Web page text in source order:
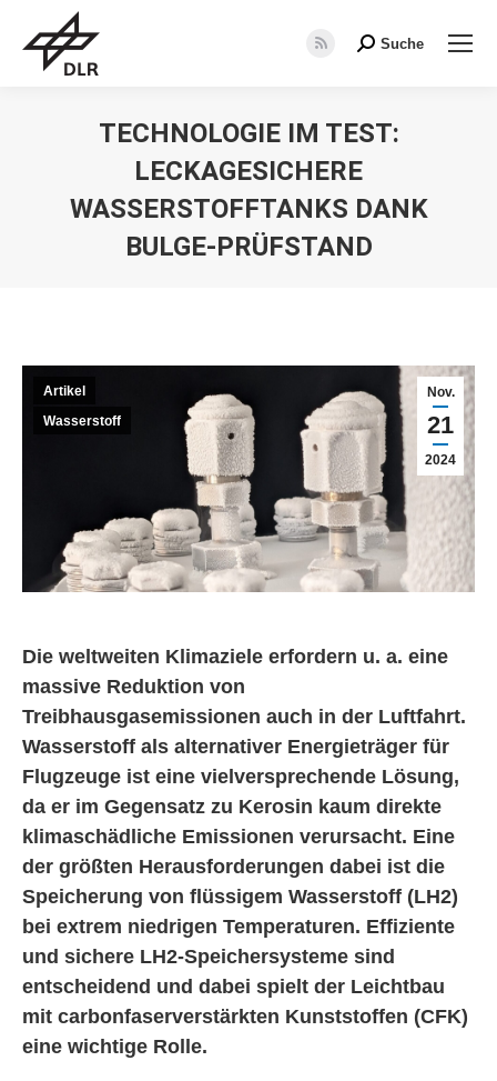
RSS
in
new
window
Search:
Suche
TECHNOLOGIE IM TEST:
LECKAGESICHERE
WASSERSTOFFTANKS DANK
BULGE-PRÜFSTAND
Nov.
21
2024
Artikel
Wasserstoff
Die weltweiten Klimaziele erfordern u. a. eine
massive Reduktion von
Treibhausgasemissionen auch in der Luftfahrt.
Wasserstoff als alternativer Energieträger für
Flugzeuge ist eine vielversprechende Lösung,
da er im Gegensatz zu Kerosin kaum direkte
klimaschädliche Emissionen verursacht. Eine
der größten Herausforderungen dabei ist die
Speicherung von flüssigem Wasserstoff (LH2)
bei extrem niedrigen Temperaturen. Effiziente
und sichere LH2-Speichersysteme sind
entscheidend und dabei spielt der Leichtbau
mit carbonfaserverstärkten Kunststoffen (CFK)
eine wichtige Rolle.